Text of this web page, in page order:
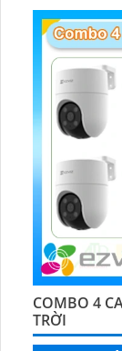
COMBO 4
TRỜI